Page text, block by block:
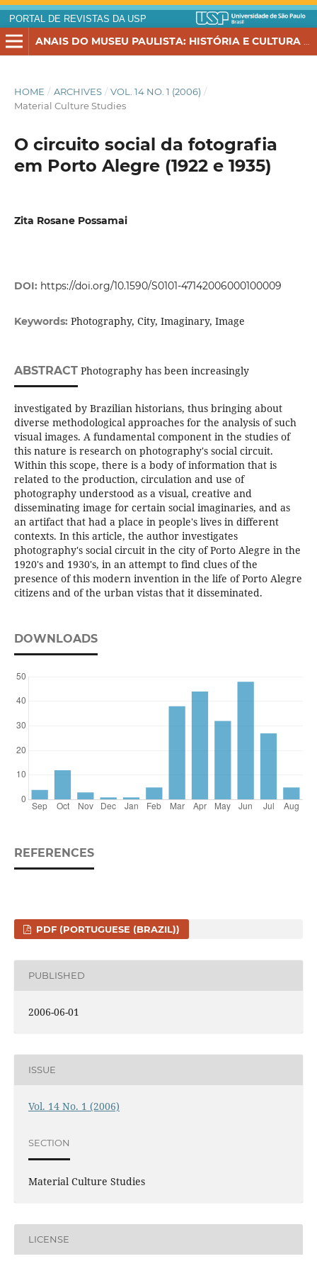
PORTAL DE REVISTAS DA USP
HOME / ARCHIVES / VOL. 14 NO. 1 (2006) /
Material Culture Studies
O circuito social da fotografia
em Porto Alegre (1922 e 1935)
Zita Rosane Possamai
DOI: https://doi.org/10.1590/S0101-47142006000100009
Keywords: Photography, City, Imaginary, Image
ABSTRACTPhotography has been increasingly
investigated by Brazilian historians, thus bringing about
diverse methodological approaches for the analysis of such
visual images. A fundamental component in the studies of
this nature is research on photography's social circuit.
Within this scope, there is a body of information that is
related to the production, circulation and use of
photography understood as a visual, creative and
disseminating image for certain social imaginaries, and as
an artifact that had a place in people's lives in different
contexts. In this article, the author investigates
photography's social circuit in the city of Porto Alegre in the
1920's and 1930's, in an attempt to find clues of the
presence of this modern invention in the life of Porto Alegre
citizens and of the urban vistas that it disseminated.
DOWNLOADS
REFERENCES
PDF (PORTUGUESE (BRAZIL))
PUBLISHED
2006-06-01
ISSUE
Vol. 14 No. 1 (2006)
SECTION
Material Culture Studies
LICENSE